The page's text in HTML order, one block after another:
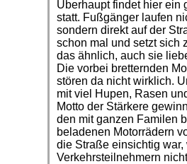
Überhaupt findet hier ein
statt. Fußgänger laufen
sondern direkt auf der
schon mal und setzt sich
das ähnlich, auch sie
Die vorbei bretternden
stören da nicht wirklich.
mit viel Hupen, Rasen
Motto der Stärkere
den mit ganzen Familen
beladenen Motorrädern
die Straße einsichtig
Verkehrsteilnehmern